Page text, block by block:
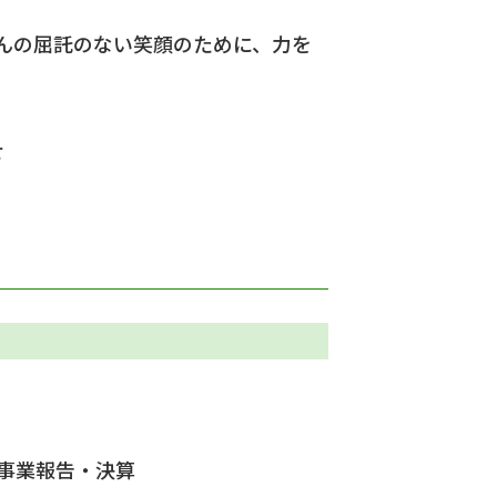
の屈託のない笑顔のために、力を
報告・決算